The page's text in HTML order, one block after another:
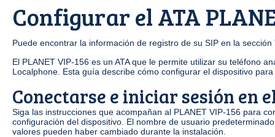
Configurar el ATA
Puede encontrar la información de registro de su SIP en la sección
El PLANET VIP-156 es un ATA que le permite utilizar su teléfono
Localphone. Esta guía describe cómo configurar el dispositivo
Conectarse e iniciar sesión en
Siga las instrucciones que acompañan al PLANET VIP-156 para
configuración del dispositivo. El nombre de usuario
valores pueden haber cambiado durante la instalación.